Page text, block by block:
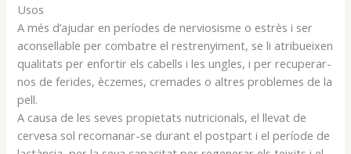
Usos
A més d’ajudar en períodes de nerviosisme o estrès i ser
aconsellable per combatre el restrenyiment, se li atribueixen
qualitats per enfortir els cabells i les ungles, i per recuperar-
nos de ferides, èczemes, cremades o altres problemes de la
pell.
A causa de les seves propietats nutricionals, el llevat de
cervesa sol recomanar-se durant el postpart i el període de